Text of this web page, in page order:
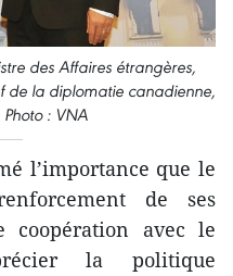
des Affaires étrangères,
de la diplomatie canadienne,
: VNA
l’importance que le
de ses
coopération avec le
la politique